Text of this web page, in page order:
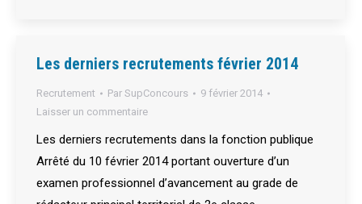
Les derniers recrutements février 2014
Recrutement Par SupConcours
9 février 2014
Laisser un commentaire
Les derniers recrutements dans la fonction publique
Arrêté du 10 février 2014 portant ouverture d’un
examen professionnel d’avancement au grade de